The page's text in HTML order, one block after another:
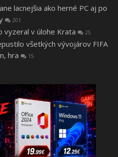
lacnejšia ako herné PC aj po
201
vyzeral v úlohe Krata 25
všetkých vývojárov FIFA
hra
15